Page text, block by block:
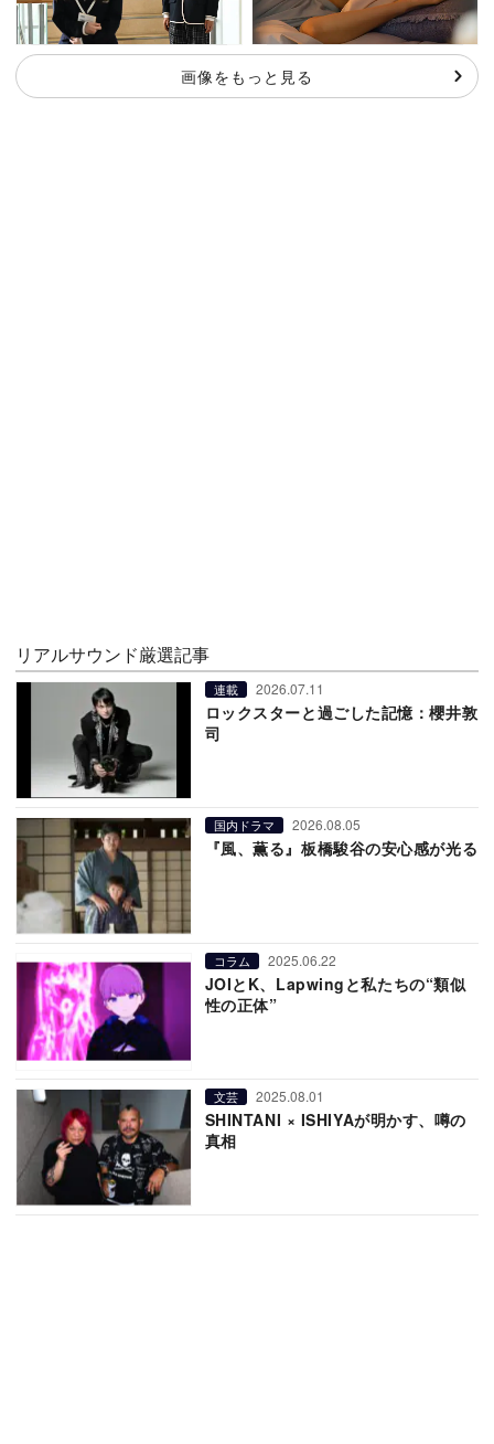
画像をもっと見る
リアルサウンド厳選記事
連載 2026.07.11
ロックスターと過ごした記憶：櫻井敦
司
国内ドラマ 2026.08.05
『風、薫る』板橋駿谷の安心感が光る
コラム 2025.06.22
JOIとK、Lapwingと私たちの“類似
性の正体”
文芸 2025.08.01
SHINTANI × ISHIYAが明かす、噂の
真相